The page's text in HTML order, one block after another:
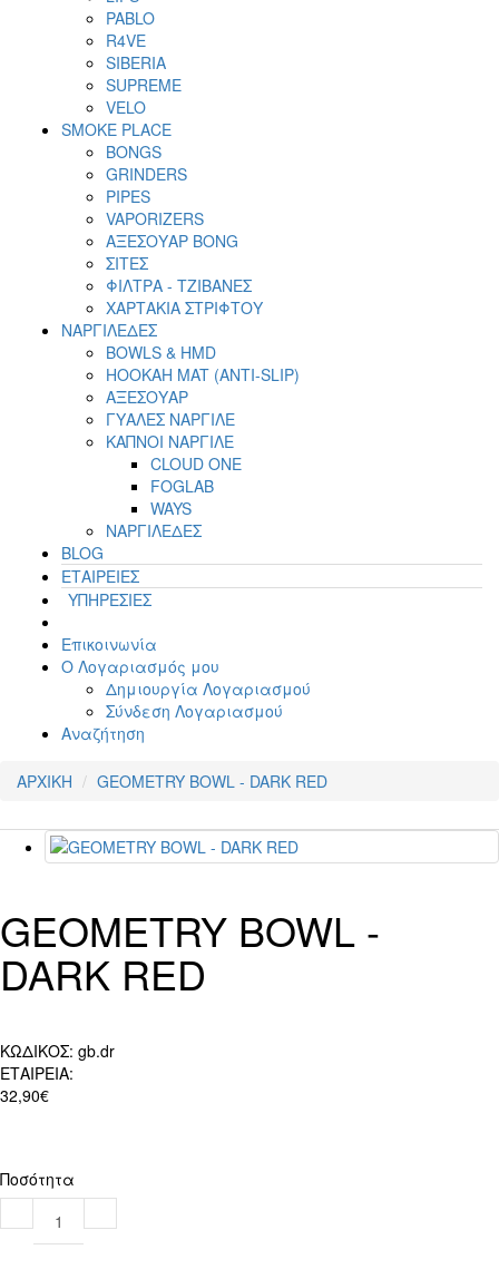
PABLO
R4VE
SIBERIA
SUPREME
VELO
SMOKE PLACE
BONGS
GRINDERS
PIPES
VAPORIZERS
ΑΞΕΣΟΥΑΡ BONG
ΣΙΤΕΣ
ΦΙΛΤΡΑ - ΤΖΙΒΑΝΕΣ
ΧΑΡΤΑΚΙΑ ΣΤΡΙΦΤΟΥ
ΝΑΡΓΙΛΕΔΕΣ
BOWLS & HMD
HOOKAH MAT (ANTI-SLIP)
ΑΞΕΣΟΥΑΡ
ΓΥΑΛΕΣ ΝΑΡΓΙΛΕ
ΚΑΠΝΟΙ ΝΑΡΓΙΛΕ
CLOUD ONE
FOGLAB
WAYS
ΝΑΡΓΙΛΕΔΕΣ
BLOG
ΕΤΑΙΡΕΙΕΣ
ΥΠΗΡΕΣΙΕΣ
Επικοινωνία
Ο Λογαριασμός μου
Δημιουργία Λογαριασμού
Σύνδεση Λογαριασμού
Αναζήτηση
ΑΡΧΙΚΗ GEOMETRY BOWL - DARK RED
GEOMETRY BOWL -
DARK RED
ΚΩΔΙΚΟΣ: gb.dr
ΕΤΑΙΡΕΙΑ:
32,90€
Ποσότητα